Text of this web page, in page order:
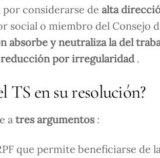
por considerarse de alta
social o miembro del Consejo
absorbe y neutraliza la del
por irregularidad .
TS en su resolución?
a tres argumentos :
que permite beneficiarse de